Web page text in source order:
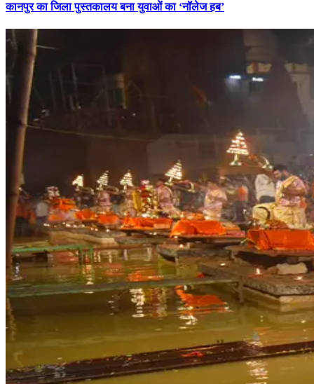
कानपुर का जिला पुस्तकालय बना युवाओं का ‘नॉलेज हब’